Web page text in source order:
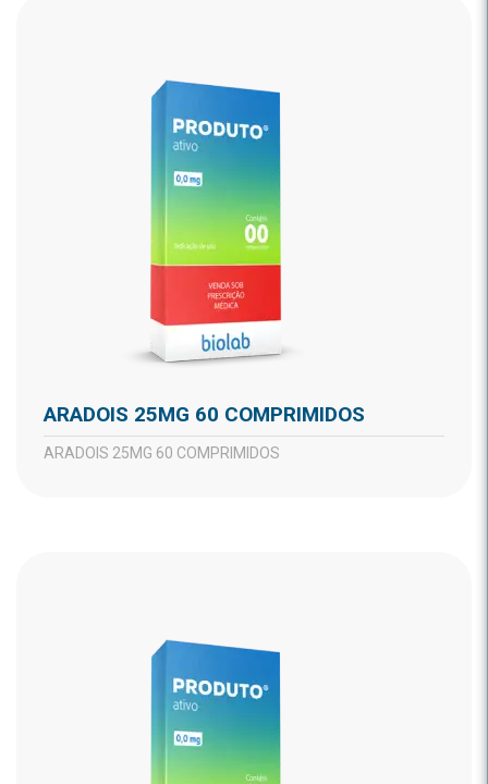
ARADOIS 25MG 60 COMPRIMIDOS
ARADOIS 25MG 60 COMPRIMIDOS